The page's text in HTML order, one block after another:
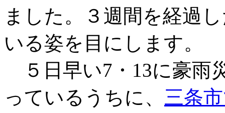
ました。３週間を経過
いる姿を目にします。
５日早い7・13に豪雨
っているうちに、 三条